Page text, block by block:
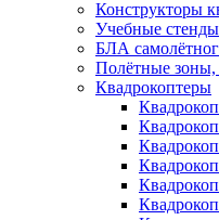
Конструкторы
Учебные стенды
БЛА
Полётные зоны,
Квадрокоптеры